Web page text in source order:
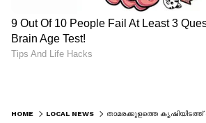
HOME LOCAL NEWS